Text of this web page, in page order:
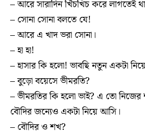
– আরে সারাদিন খিঁচখিচ করে লাগতেই
– সোনা সোনা বলতে যে!
– আরে এ খাদ ভরা সোনা।
– হা হা!
– হাসার কি হলো! ভাবছি নতুন একটা
– বুড়ো বয়েসে ভীমরতি?
– ভীমরতির কি হলো ভাই? এ তো
বৌদির জন্যেও একটা নিয়ে আসি।
– বৌদির ও শখ?